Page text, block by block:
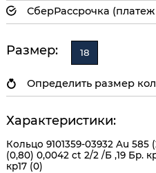
СберРассрочка
Размер: 18
Определить размер
Характеристики:
Кольцо 9101359-03932 Au 585
(0,80) 0,0042 ct 2/2 /Б ,19 Бр.
кр17 (0)